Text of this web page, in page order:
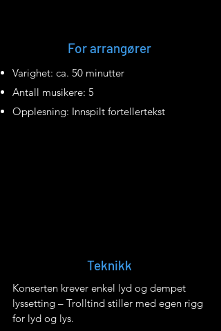
For arrangører
Varighet: ca. 50 minutter
Antall musikere: 5
Opplesning: Innspilt fortellertekst
Teknikk
Konserten krever enkel lyd og dempet
lyssetting – Trolltind stiller med egen rigg
for lyd og lys.